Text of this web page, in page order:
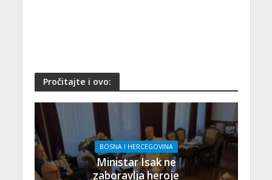
Pročitajte i ovo:
BOSNA I HERCEGOVINA
Ministar Isak ne
zaboravlja heroje